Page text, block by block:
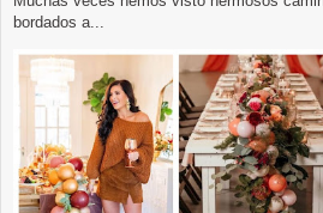
bordados a...